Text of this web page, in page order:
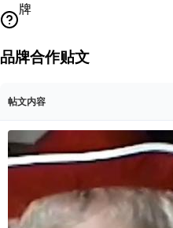
牌
品牌合作贴文
帖文内容